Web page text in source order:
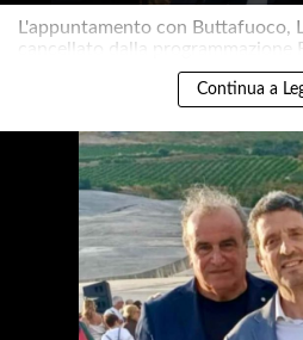
L'appuntamento con Buttafuoco,
cancellato dalla programmazione
Continua a